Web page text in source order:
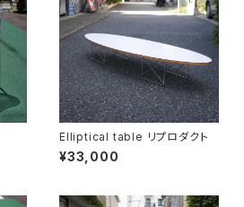
Elliptical table リプロダクト
¥33,000